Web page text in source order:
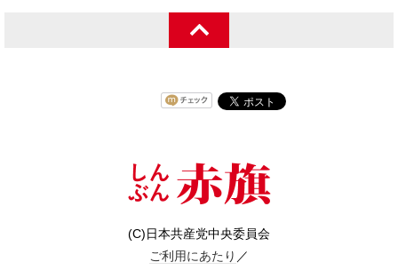
(C)日本共産党中央委員会
ご利用にあたり ／